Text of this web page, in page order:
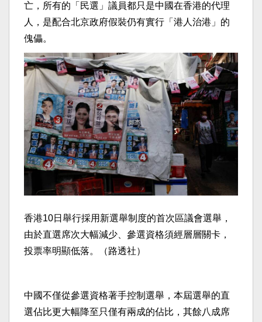
亡，所有的「民選」議員都只是中國在香港的代理
人，是配合北京政府假裝仍有實行「港人治港」的
傀儡。
香港10日舉行採用新選舉制度的首次區議會選舉，
由於直選席次大幅減少、參選資格須經層層關卡，
投票率明顯低落。（路透社）
中國不僅從參選資格著手控制選舉，本屆選舉的直
選佔比更大幅降至只僅有兩成的佔比，其餘八成席